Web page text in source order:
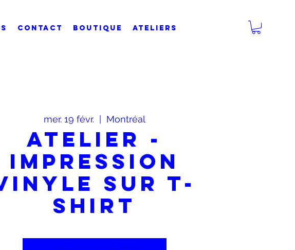
CONTACT BOUTIQUE Ateliers
mer. 19 févr.
  |
Montréal
Atelier -
Impression
sur t-
shirt